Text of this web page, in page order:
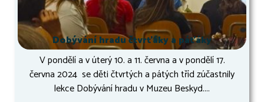
Dobývání hradu čtvrťáky a páťáky
V pondělí a v úterý 10. a 11. června a v pondělí 17.
června 2024 se děti čtvrtých a pátých tříd zúčastnily
lekce Dobývání hradu v Muzeu Beskyd....